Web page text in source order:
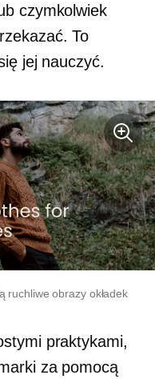
czymkolwiek
To
jej nauczyć.
ruchliwe obrazy okładek
praktykami,
za pomocą